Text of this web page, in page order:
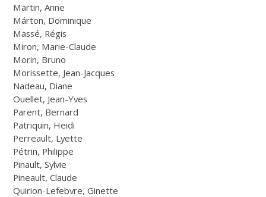
Martin, Anne
Márton, Dominique
Massé, Régis
Miron, Marie-Claude
Morin, Bruno
Morissette, Jean-Jacques
Nadeau, Diane
Ouellet, Jean-Yves
Parent, Bernard
Patriquin, Heidi
Perreault, Lyette
Pétrin, Philippe
Pinault, Sylvie
Pineault, Claude
Quirion-Lefebvre, Ginette